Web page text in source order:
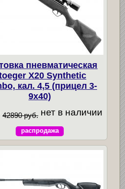
пневматическая
X20 Synthetic
кал. 4,5 (прицел 3-
9х40)
42890 руб. нет в наличии
распродажа